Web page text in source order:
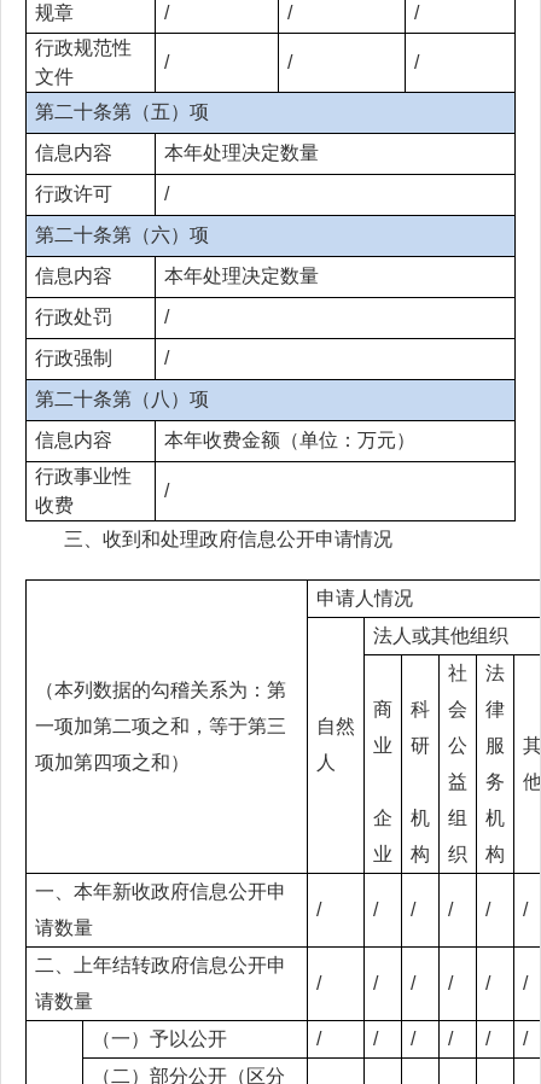
规章
/ /
/
行政规范性
文件
/ / /
第二十条第（五）项
信息内容
本年处理决定数量
行政许可
/
第二十条第（六）项
信息内容
本年处理决定数量
行政处罚
/
行政强制
/
第二十条第（八）项
信息内容
本年收费金额（单位：万元）
行政事业性
收费
/
三、收到和处理政府信息公开申请情况
（本列数据的勾稽关系为：第
一项加第二项之和，等于第三
项加第四项之和）
申请人情况
自然
人
法人或其他组织
商
业
科
研
社
会
公
益
组
织
法
律
服
务
机
构
其
他
企
业
机
构
一、本年新收政府信息公开申
请数量
/ / / / / /
二、上年结转政府信息公开申
请数量
/ / / / / /
（一）予以公开 / / / / /
/
（二）部分公开（区分